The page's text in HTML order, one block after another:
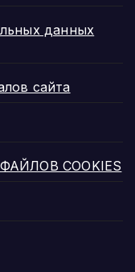
данных
сайта
COOKIES